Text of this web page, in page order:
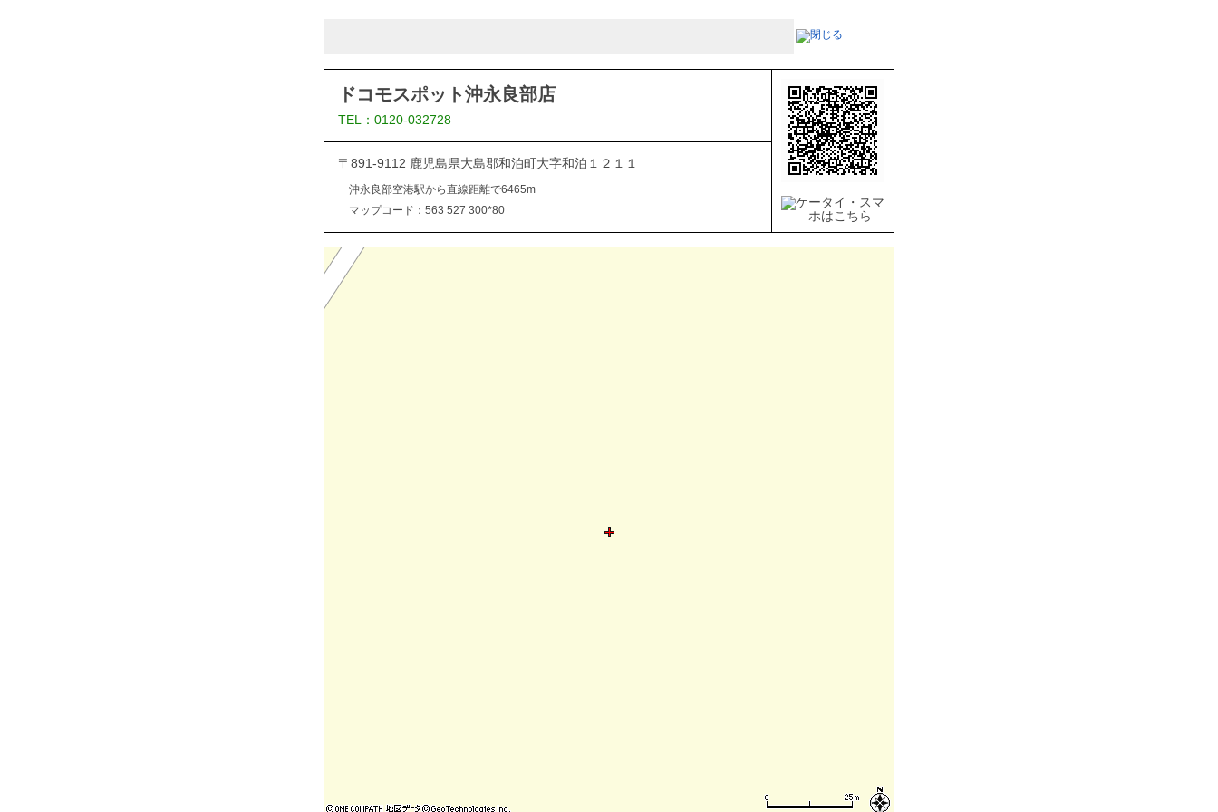
ドコモスポット沖永良部店
TEL：0120-032728
〒891-9112 鹿児島県大島郡和泊町大字和泊１２１１
沖永良部空港駅から直線距離で6465m
マップコード：563 527 300*80